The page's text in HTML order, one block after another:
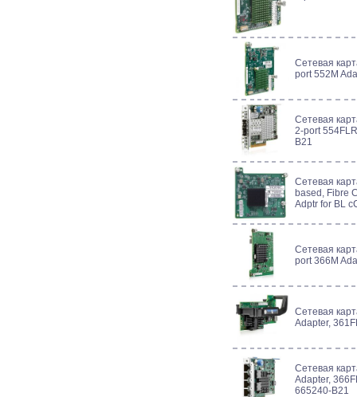
Сетевая
port 552M
Сетевая
2-port
B21
Сетевая
based, Fibre
Adptr for BL
Сетевая
port 366M
Сетевая
Adapter,
Сетевая
Adapter,
665240-B21